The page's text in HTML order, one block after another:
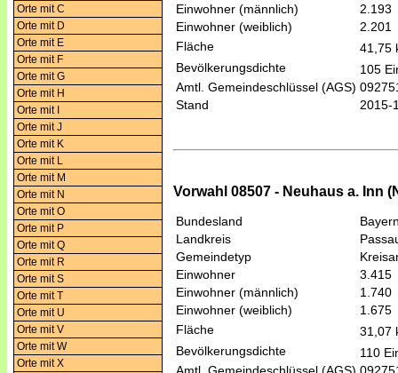
Orte mit C
Orte mit D
Orte mit E
Orte mit F
Orte mit G
Orte mit H
Orte mit I
Orte mit J
Orte mit K
Orte mit L
Orte mit M
Orte mit N
Orte mit O
Orte mit P
Orte mit Q
Orte mit R
Orte mit S
Orte mit T
Orte mit U
Orte mit V
Orte mit W
Orte mit X
Einwohner (männlich)
2.193
Einwohner (weiblich)
2.201
Fläche
41,75
Bevölkerungsdichte
105
Amtl. Gemeindeschlüssel (AGS)
Stand
2015-
Vorwahl 08507 - Neuhaus a. Inn
Bundesland
Landkreis
Gemeindetyp
Einwohner
3.415
Einwohner (männlich)
1.740
Einwohner (weiblich)
1.675
Fläche
31,07
Bevölkerungsdichte
110